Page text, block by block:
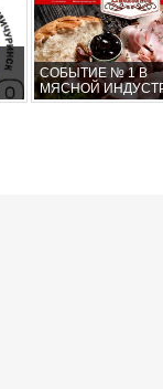
СОБЫТИЕ № 1 В
МЯСНОЙ